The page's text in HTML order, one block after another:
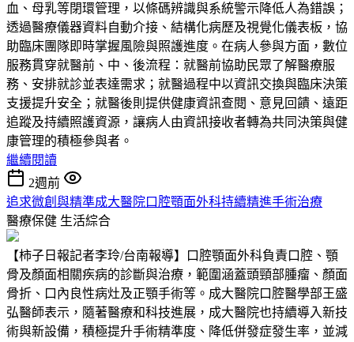
血、母乳等閉環管理，以條碼辨識與系統警示降低人為錯誤；
透過醫療儀器資料自動介接、結構化病歷及視覺化儀表板，協
助臨床團隊即時掌握風險與照護進度。在病人參與方面，數位
服務貫穿就醫前、中、後流程：就醫前協助民眾了解醫療服
務、安排就診並表達需求；就醫過程中以資訊交換與臨床決策
支援提升安全；就醫後則提供健康資訊查閱、意見回饋、遠距
追蹤及持續照護資源，讓病人由資訊接收者轉為共同決策與健
康管理的積極參與者。
繼續閱讀
2週前
追求微創與精準成大醫院口腔顎面外科持續精進手術治療
醫療保健 生活綜合
【柿子日報記者李玲/台南報導】口腔顎面外科負責口腔、顎
骨及顏面相關疾病的診斷與治療，範圍涵蓋頭頸部腫瘤、顏面
骨折、口內良性病灶及正顎手術等。成大醫院口腔醫學部王盛
弘醫師表示，隨著醫療和科技進展，成大醫院也持續導入新技
術與新設備，積極提升手術精準度、降低併發症發生率，並減